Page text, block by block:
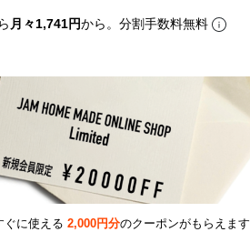
月々1,741円から。分割手数料無料
ぐに使える 2,000円分のクーポンがもらえます